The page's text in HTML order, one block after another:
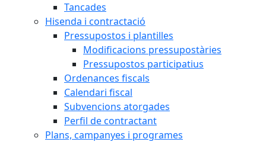
Tancades
Hisenda i contractació
Pressupostos i plantilles
Modificacions pressupostàries
Pressupostos participatius
Ordenances fiscals
Calendari fiscal
Subvencions atorgades
Perfil de contractant
Plans, campanyes i programes